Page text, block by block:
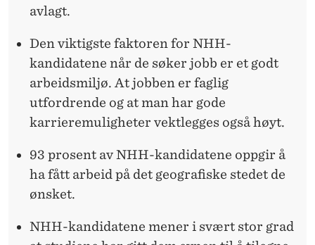
avlagt.
Den viktigste faktoren for NHH-
kandidatene når de søker jobb er et godt
arbeidsmiljø. At jobben er faglig
utfordrende og at man har gode
karrieremuligheter vektlegges også høyt.
93 prosent av NHH-kandidatene oppgir å
ha fått arbeid på det geografiske stedet de
ønsket.
NHH-kandidatene mener i svært stor grad